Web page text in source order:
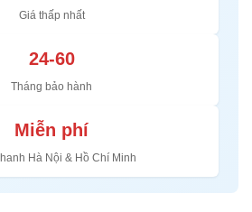
Giá thấp nhất
24-60
Tháng bảo hành
Miễn phí
Hà Nội & Hồ Chí Minh